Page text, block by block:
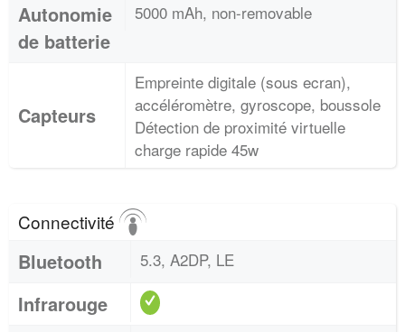
Autonomie
de batterie
5000 mAh, non-removable
Capteurs
Empreinte digitale (sous ecran),
accéléromètre, gyroscope, boussole
Détection de proximité virtuelle
charge rapide 45w
Connectivité
Bluetooth 5.3, A2DP, LE
Infrarouge